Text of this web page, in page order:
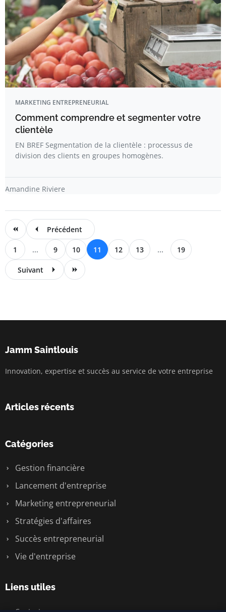
MARKETING ENTREPRENEURIAL
Comment comprendre et segmenter votre
clientèle
EN BREF Segmentation de la clientèle : processus de
division des clients en groupes homogènes.
Amandine Riviere
Précédent
1 ... 9 10 11 12 13 ... 19
Suivant
Jamm Saintlouis
Innovation, expertise et succès au service de votre entreprise
Articles récents
Catégories
Gestion financière
Lancement d'entreprise
Marketing entrepreneurial
Stratégies d'affaires
Succès entrepreneurial
Vie d'entreprise
Liens utiles